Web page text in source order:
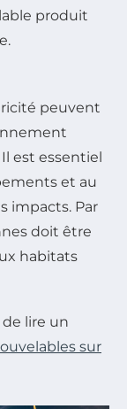
produit
peuvent
est essentiel
et au
impacts. Par
doit être
habitats
lire un
sur